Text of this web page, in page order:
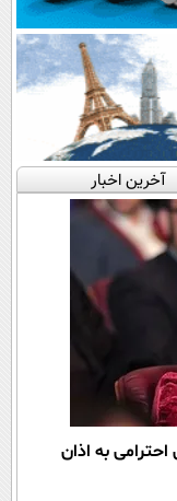
آخرین اخبار
به اذان